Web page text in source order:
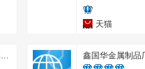
天猫
鑫国华金属制品